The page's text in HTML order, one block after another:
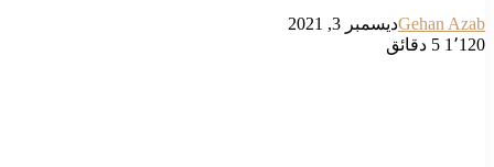
Gehan Azabديسمبر 3, 2021
1٬120 5 دقائق